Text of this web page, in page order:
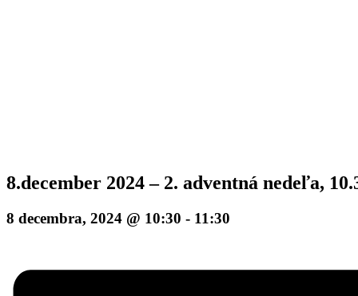
8.december 2024 – 2. adventná nedeľa,
8 decembra, 2024 @ 10:30 - 11:30